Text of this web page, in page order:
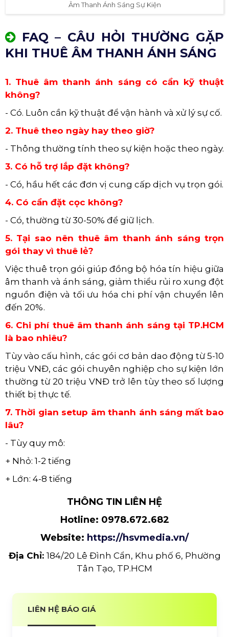
Âm Thanh Ánh Sáng Sự Kiện
FAQ – CÂU HỎI THƯỜNG GẶP
KHI THUÊ ÂM THANH ÁNH SÁNG
1. Thuê âm thanh ánh sáng có cần kỹ thuật
không?
- Có. Luôn cần kỹ thuật để vận hành và xử lý sự cố.
2. Thuê theo ngày hay theo giờ?
- Thông thường tính theo sự kiện hoặc theo ngày.
3. Có hỗ trợ lắp đặt không?
- Có, hầu hết các đơn vị cung cấp dịch vụ trọn gói.
4. Có cần đặt cọc không?
- Có, thường từ 30-50% để giữ lịch.
5. Tại sao nên thuê âm thanh ánh sáng trọn
gói thay vì thuê lẻ?
Việc thuê trọn gói giúp đồng bộ hóa tín hiệu giữa
âm thanh và ánh sáng, giảm thiểu rủi ro xung đột
nguồn điện và tối ưu hóa chi phí vận chuyển lên
đến 20%.
6. Chi phí thuê âm thanh ánh sáng tại TP.HCM
là bao nhiêu?
Tùy vào cấu hình, các gói cơ bản dao động từ 5-10
triệu VNĐ, các gói chuyên nghiệp cho sự kiện lớn
thường từ 20 triệu VNĐ trở lên tùy theo số lượng
thiết bị thực tế.
7. Thời gian setup âm thanh ánh sáng mất bao
lâu?
- Tùy quy mô:
+ Nhỏ: 1-2 tiếng
+ Lớn: 4-8 tiếng
THÔNG TIN LIÊN HỆ
Hotline: 0978.672.682
Website: https://hsvmedia.vn/
Địa Chỉ: 184/20 Lê Đình Cẩn, Khu phố 6, Phường
Tân Tạo, TP.HCM
LIÊN HỆ BÁO GIÁ